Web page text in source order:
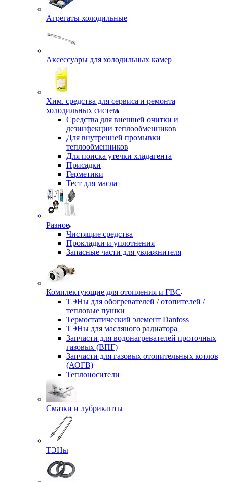
Агрегаты холодильные
Аксессуары для холодильных камер
Хим. средства для сервиса и ремонта
холодильных систем
Средства для внешней очитки и
дезинфекции теплообменников
Для внутренней промывки
теплообменников
Для поиска утечки хладагента
Присадки
Герметики
Тест для масла
Разное
Чистящие средства
Прокладки и уплотнения
Запасные части для увлажнителя
Комплектующие для отопления и ГВС
ТЭНы для обогревателей / отопителей /
тепловые пушки
Термостатический элемент Danfoss
ТЭНы для масляного радиатора
Запчасти для водонагревателей проточных
газовых (ВПГ)
Запчасти для газовых отопительных котлов
(АОГВ)
Теплоносители
Смазки и лубриканты
ТЭНы